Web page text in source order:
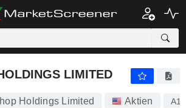
LIMITED
LIMITED
Holdings Limited Aktien